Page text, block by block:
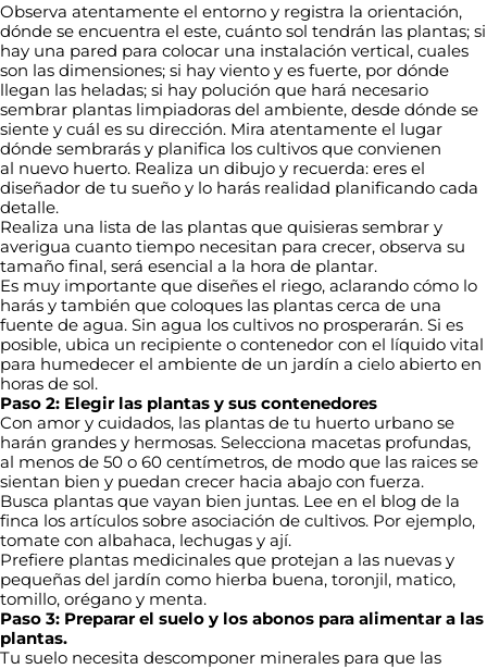
Observa atentamente el entorno y registra la orientación,
dónde se encuentra el este, cuánto sol tendrán las plantas; si
hay una pared para colocar una instalación vertical, cuales
son las dimensiones; si hay viento y es fuerte, por dónde
llegan las heladas; si hay polución que hará necesario
sembrar plantas limpiadoras del ambiente, desde dónde se
siente y cuál es su dirección. Mira atentamente el lugar
dónde sembrarás y planifica los cultivos que convienen
al nuevo huerto. Realiza un dibujo y recuerda: eres el
diseñador de tu sueño y lo harás realidad planificando cada
detalle.
Realiza una lista de las plantas que quisieras sembrar y
averigua cuanto tiempo necesitan para crecer, observa su
tamaño final, será esencial a la hora de plantar.
Es muy importante que diseñes el riego, aclarando cómo lo
harás y también que coloques las plantas cerca de una
fuente de agua. Sin agua los cultivos no prosperarán. Si es
posible, ubica un recipiente o contenedor con el líquido vital
para humedecer el ambiente de un jardín a cielo abierto en
horas de sol.
Paso 2: Elegir las plantas y sus contenedores
Con amor y cuidados, las plantas de tu huerto urbano se
harán grandes y hermosas. Selecciona macetas profundas,
al menos de 50 o 60 centímetros, de modo que las raices se
sientan bien y puedan crecer hacia abajo con fuerza.
Busca plantas que vayan bien juntas. Lee en el blog de la
finca los artículos sobre asociación de cultivos. Por ejemplo,
tomate con albahaca, lechugas y ají.
Prefiere plantas medicinales que protejan a las nuevas y
pequeñas del jardín como hierba buena, toronjil, matico,
tomillo, orégano y menta.
Paso 3: Preparar el suelo y los abonos para alimentar a las
plantas.
Tu suelo necesita descomponer minerales para que las